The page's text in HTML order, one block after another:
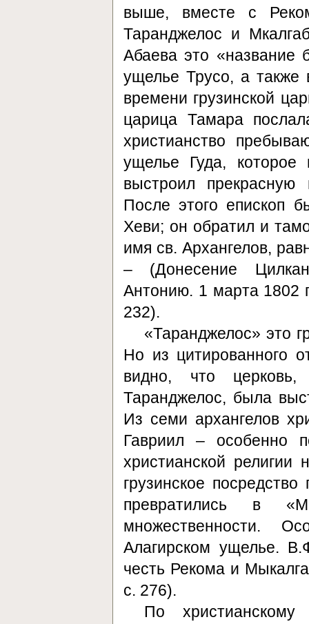
выше, вместе с
Таранджелос и
Абаева это «название
ущелье Трусо, а также
времени грузинской
царица Тамара
христианство
ущелье Гуда,
выстроил
После этого епископ
Хеви; он обратил и
имя св. Архангелов,
– (Донесение
Антонию. 1 марта 1802
232).
«Таранджелос» это
Но из цитированного
видно, что церковь,
Таранджелос, была
Из семи архангелов
Гавриил – особенно
христианской религии
грузинское
превратились в
множественности.
Алагирском ущелье.
честь Рекома и
с. 276).
По христианскому